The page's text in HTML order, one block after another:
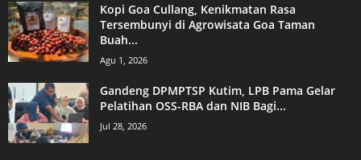
Kopi Goa Cullang, Kenikmatan Rasa
Tersembunyi di Agrowisata Goa Taman
Buah...
Agu 1, 2026
Gandeng DPMPTSP Kutim, LPB Pama Gelar
Pelatihan OSS-RBA dan NIB Bagi...
Jul 28, 2026